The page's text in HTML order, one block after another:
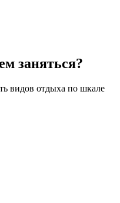
заняться?
видов отдыха по шкале